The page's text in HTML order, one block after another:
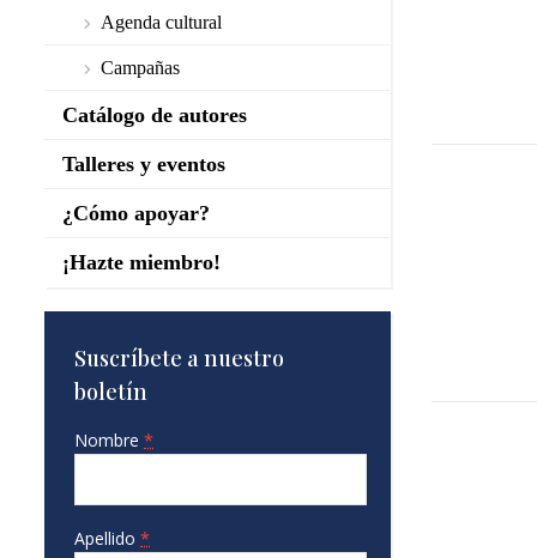
Agenda cultural
Campañas
Catálogo de autores
Talleres y eventos
¿Cómo apoyar?
¡Hazte miembro!
Suscríbete a nuestro
boletín
Nombre *
Apellido *